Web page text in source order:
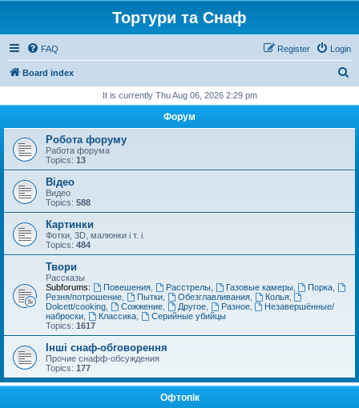
Тортури та Снаф
FAQ Login
Register
Board index
r
h
It is currently Thu Aug 06, 2026 2:29 pm
Форум
Робота форуму
Работа форума
Topics: 13
Відео
Видео
Topics: 588
Картинки
Фотки, 3D, малюнки і т. і.
Topics: 484
Твори
Рассказы
Subforums:
Повешения, Расстрелы, Газовые камеры, Порка
Резня/потрошение
Пытки, Обезглавливания, Колья,
Dolcett/cooking
Сожжение, Другое, Разное,
Незавершённые/
наброски
Классика,
Серийные убийцы
Topics: 1617
Інші снаф-обговорення
Прочие снафф-обсуждения
Topics: 177
Офтопік